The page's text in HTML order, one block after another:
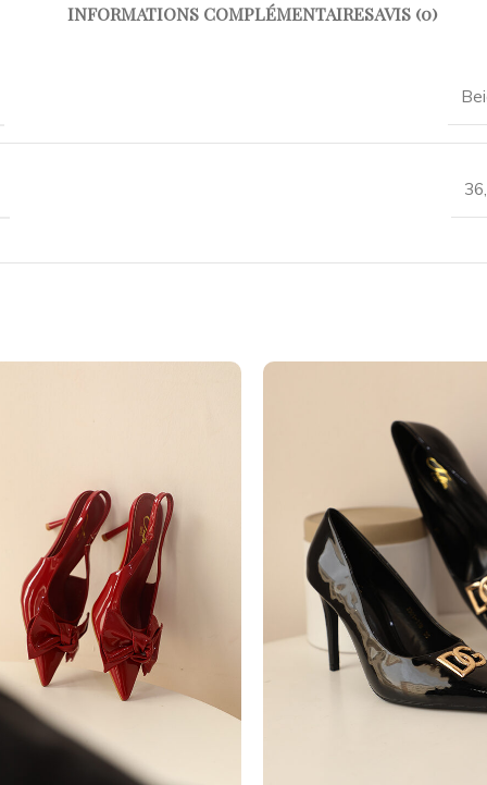
INFORMATIONS COMPLÉMENTAIRESAVIS (0)
36,